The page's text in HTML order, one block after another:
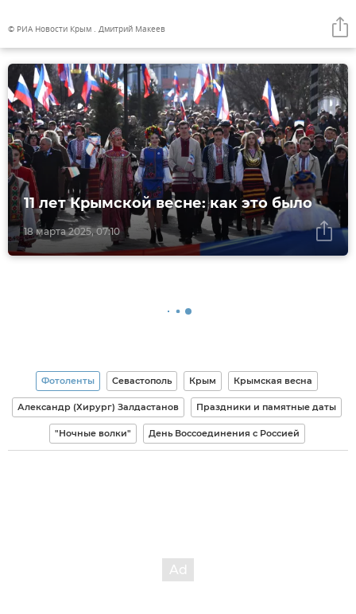
© РИА Новости Крым . Дмитрий Макеев
18 марта 2025, 07:10
11 лет Крымской весне: как это было
Фотоленты Севастополь Крым Крымская весна
Александр (Хирург) Залдастанов Праздники и памятные даты
"Ночные волки" День Воссоединения с Россией